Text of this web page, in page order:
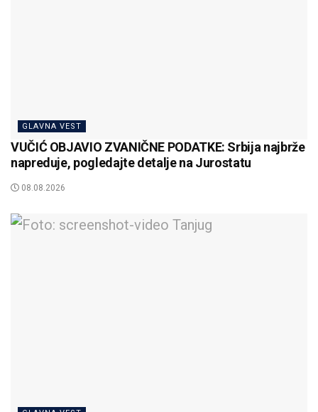
GLAVNA VEST
VUČIĆ OBJAVIO ZVANIČNE PODATKE: Srbija najbrže
napreduje, pogledajte detalje na Jurostatu
08.08.2026